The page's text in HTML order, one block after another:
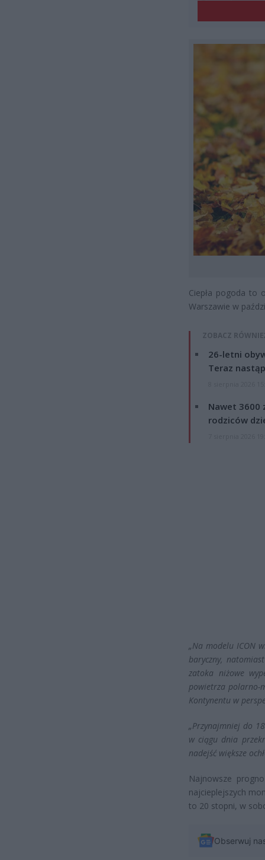
Ciepła pogoda to
Warszawie w
ZOBACZ
26-letni
Teraz
Nawet 3600
rodziców
„Na modelu ICON
baryczny,
zatoka niżowe
powietrza polarno-
Kontynentu w
„Przynajmniej do
w ciągu dnia
nadejść większe
Najnowsze
najcieplejszych
to 20 stopni, w
Obserwuj